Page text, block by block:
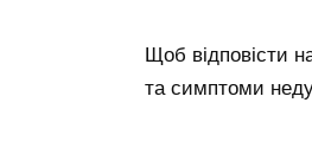
Щоб відповісти
та симптоми